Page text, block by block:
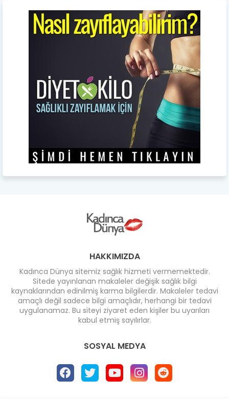
HAKKIMIZDA
Kadınca Dünya sitemiz sağlık hizmeti vermemektedir.
Sitede yayınlanan makaleler değişik sağlık bilgi
kaynaklarından edinilmiş karma bilgilerdir. Makaleler tedavi
amaçlı değil sadece bilgi amaçlıdır, herhangi bir tedavi
uygulanamaz. Bu siteyi ziyaret eden kişiler bu uyarıları
kabul etmiş sayılırlar.
SOSYAL MEDYA